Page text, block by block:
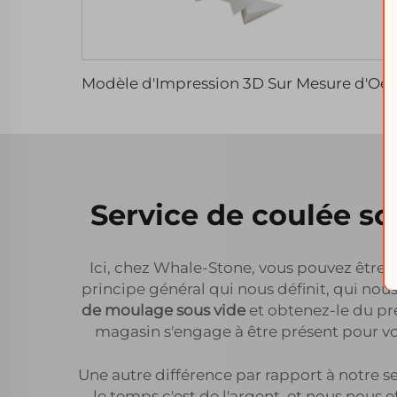
Service de coulée
Ici, chez Whale-Stone, vous pouvez être
principe général qui nous définit, qui
de moulage sous vide et obtenez-le du
magasin s'engage à être présent pour
Une autre différence par rapport à notre